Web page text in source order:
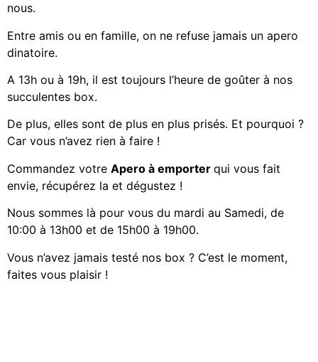
nous.
Entre amis ou en famille, on ne refuse jamais un apero
dinatoire.
A 13h ou à 19h, il est toujours l’heure de goûter à nos
succulentes box.
De plus, elles sont de plus en plus prisés. Et pourquoi ?
Car vous n’avez rien à faire !
Commandez votre Apero à emporter qui vous fait
envie, récupérez la et dégustez !
Nous sommes là pour vous du mardi au Samedi, de
10:00 à 13h00 et de 15h00 à 19h00.
Vous n’avez jamais testé nos box ? C’est le moment,
faites vous plaisir !